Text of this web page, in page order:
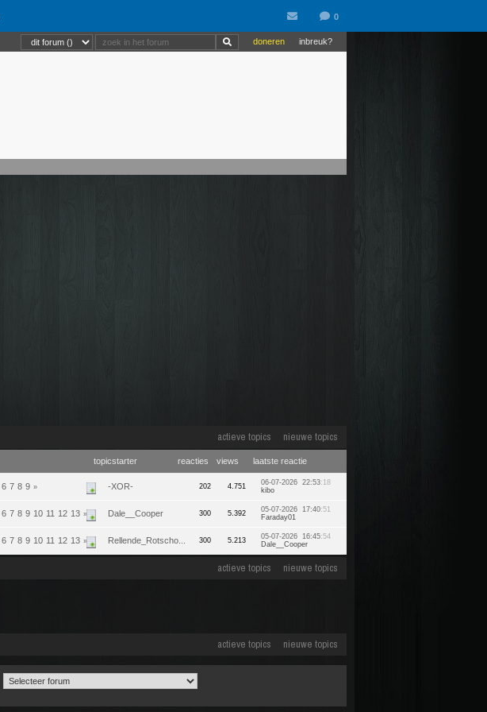
inbreuk?
doneren
actieve topics nieuwe topics
topicstarter reacties views laatste reactie
6 7 8 9 » -XOR- 202 4.751 06-07-2026 22:53:18
kibo
6 7 8 9 10 11 12 13 » Dale__Cooper 300 5.392 05-07-2026 17:40:51
Faraday01
6 7 8 9 10 11 12 13 » Rellende_Rotscho... 300 5.213 05-07-2026 16:45:54
Dale__Cooper
actieve topics nieuwe topics
actieve topics nieuwe topics